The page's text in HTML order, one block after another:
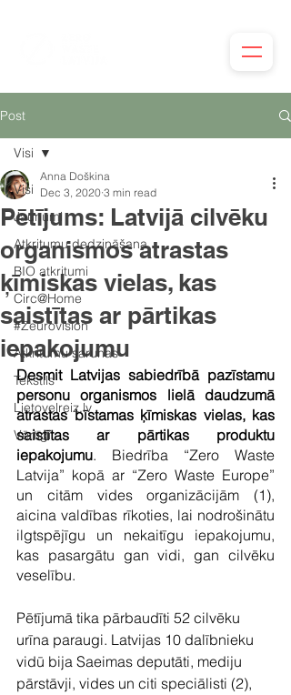
Post
Visi
Jaunumi
Atkritumu dedzināšana
BIO atkritumi
Circ@Home
#Zeurovision
Atkritumu sarunas
Tekstils
Lietovelreiz.lv
Vērtīgi
Visi
Pētījums: Latvijā cilvēku
organismos atrastas
ķīmiskas vielas, kas
saistītas ar pārtikas
iepakojumu
Anna Doškina
Dec 3, 2020 3 min read
Desmit Latvijas sabiedrībā pazīstamu
personu organismos lielā daudzumā
atrastas bīstamas ķīmiskas vielas, kas
saistītas ar pārtikas produktu
iepakojumu. Biedrība “Zero Waste
Latvija” kopā ar “Zero Waste Europe”
un citām vides organizācijām (1),
aicina valdības rīkoties, lai nodrošinātu
ilgtspējīgu un nekaitīgu iepakojumu,
kas pasargātu gan vidi, gan cilvēku
veselību.
Pētījumā tika pārbaudīti 52 cilvēku
urīna paraugi. Latvijas 10 dalībnieku
vidū bija Saeimas deputāti, mediju
pārstāvji, vides un citi speciālisti (2),